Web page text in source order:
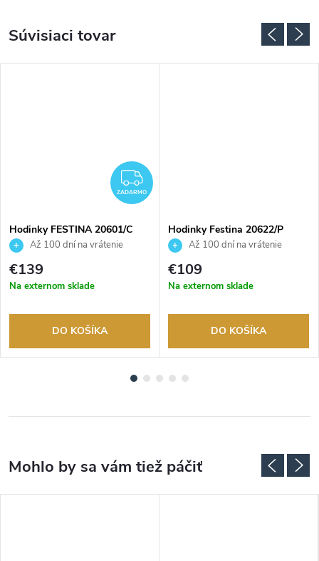
Súvisiaci tovar
ZADARMO
ZADARMO
Hodinky FESTINA 20601/C
Až 100 dní na vrátenie
tovaru. Autorizovaný predajca.
€139
Na externom sklade
DO KOŠÍKA
Hodinky Festina 20622/P
Až 100 dní na vrátenie
tovaru. Autorizovaný predajca.
€109
Na externom sklade
DO KOŠÍKA